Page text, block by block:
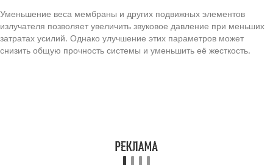
Уменьшение веса мембраны и других подвижных элементов
излучателя позволяет увеличить звуковое давление при меньших
затратах усилий. Однако улучшение этих параметров может
снизить общую прочность системы и уменьшить её жесткость.